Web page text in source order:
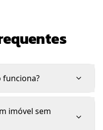
funciona?
imóvel sem